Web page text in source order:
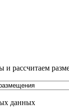
и рассчитаем
данных